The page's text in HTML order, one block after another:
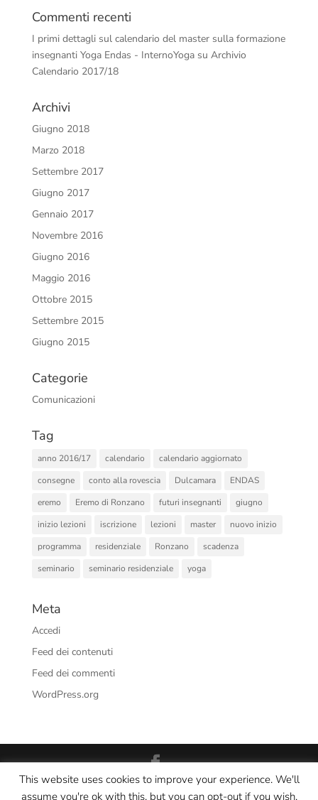
Commenti recenti
I primi dettagli sul calendario del master sulla formazione
insegnanti Yoga Endas - InternoYogasu Archivio
Calendario 2017/18
Archivi
Giugno 2018
Marzo 2018
Settembre 2017
Giugno 2017
Gennaio 2017
Novembre 2016
Giugno 2016
Maggio 2016
Ottobre 2015
Settembre 2015
Giugno 2015
Categorie
Comunicazioni
Tag
anno 2016/17 calendario
calendario aggiornato
consegne
conto alla rovescia Dulcamara
ENDAS
eremo
Eremo di Ronzano futuri insegnanti
giugno
inizio lezioni
iscrizione lezioni master
nuovo inizio
programma
residenziale Ronzano
scadenza
seminario
seminario residenziale yoga
Meta
Accedi
Feed dei contenuti
Feed dei commenti
WordPress.org
Interno Yoga Srl Società Sportiva Dilettantistica - CF/PI:
This website uses cookies to improve your experience. We'll
assume you're ok with this, but you can opt-out if you wish.